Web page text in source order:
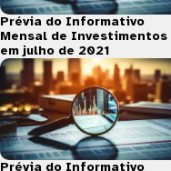
Prévia do Informativo
Mensal de Investimentos
em julho de 2021
Prévia do Informativo